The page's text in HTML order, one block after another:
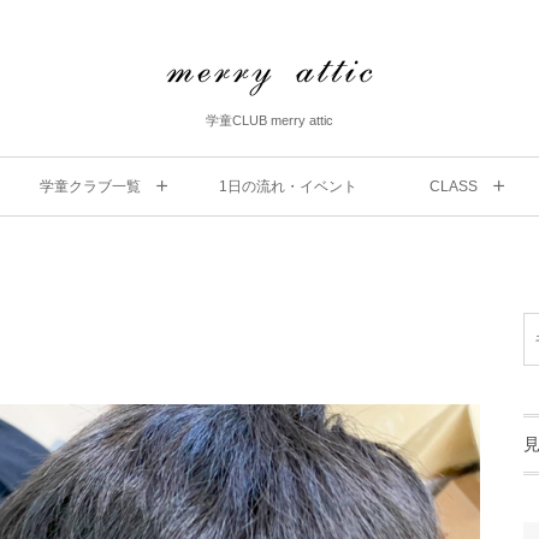
学童CLUB merry attic
学童クラブ一覧 1⽇の流れ・イベント CLASS